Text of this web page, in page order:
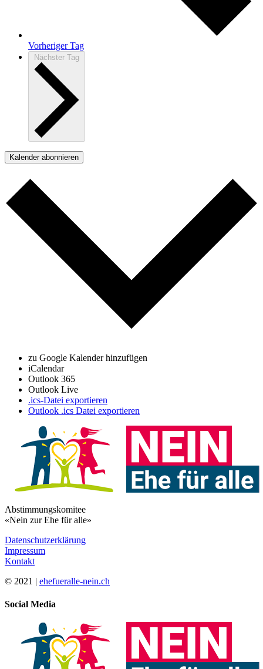
Vorheriger Tag
Nächster Tag
Kalender abonnieren
zu Google Kalender hinzufügen
iCalendar
Outlook 365
Outlook Live
.ics-Datei exportieren
Outlook .ics Datei exportieren
Abstimmungskomitee
«Nein zur Ehe für alle»
Datenschutzerklärung
Impressum
Kontakt
© 2021 | ehefueralle-nein.ch
Social Media